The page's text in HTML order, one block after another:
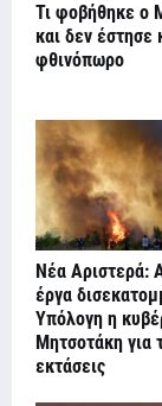
Τι φοβήθηκε ο
και δεν έστησε
φθινόπωρο
Νέα Αριστερά:
έργα
Υπόλογη η
Μητσοτάκη για
εκτάσεις